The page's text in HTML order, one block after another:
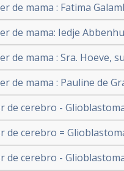
de mama : Fatima
sensible a hormonas
e hipertermia.
de mama: Iedje
metástasis con un
dendritica
de mama : Sra. Hoeve,
metástasis (Grado IV)
de mama : Pauline de
las hormonas con
en combinacion con
de cerebro -
Multiforma (grado IV).
hyperthermia local.
de cerebro =
Un
curado con terapia
de cerebro -